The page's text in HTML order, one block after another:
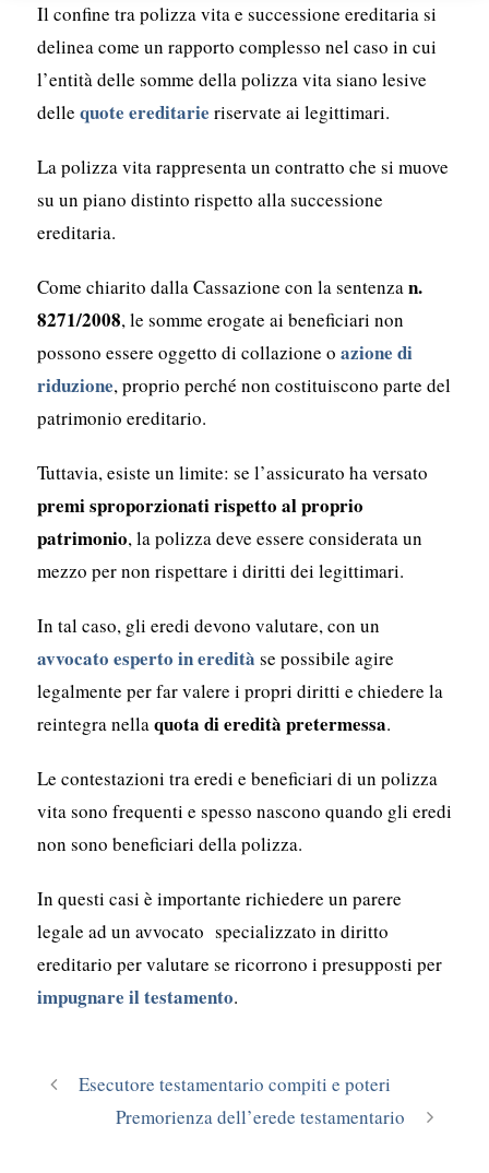
Il confine tra polizza vita e successione ereditaria si
delinea come un rapporto complesso nel caso in cui
l’entità delle somme della polizza vita siano lesive
delle quote ereditarie riservate ai legittimari.
La polizza vita rappresenta un contratto che si muove
su un piano distinto rispetto alla successione
ereditaria.
Come chiarito dalla Cassazione con la sentenzan.
8271/2008, le somme erogate ai beneficiari non
possono essere oggetto di collazione o azione di
riduzione, proprio perché non costituiscono parte del
patrimonio ereditario.
Tuttavia, esiste un limite: se l’assicurato ha versato
premi sproporzionati rispetto al proprio
patrimonio, la polizza deve essere considerata un
mezzo per non rispettare i diritti dei legittimari.
In tal caso, gli eredi devono valutare, con un
avvocato esperto in eredità se possibile agire
legalmente per far valere i propri diritti e chiedere la
reintegra nellaquota di eredità pretermessa.
Le contestazioni tra eredi e beneficiari di un polizza
vita sono frequenti e spesso nascono quando gli eredi
non sono beneficiari della polizza.
In questi casi è importante richiedere un parere
legale ad un avvocato specializzato in diritto
ereditario per valutare se ricorrono i presupposti per
impugnare il testamento.
Esecutore testamentario compiti e poteri
Premorienza dell’erede testamentario